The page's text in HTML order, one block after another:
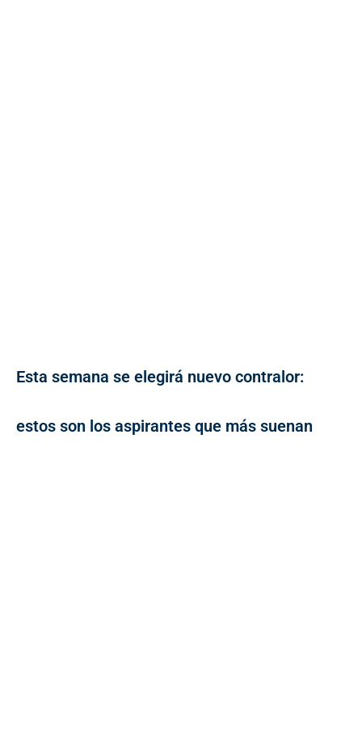
Esta semana se elegirá nuevo contralor:
estos son los aspirantes que más suenan